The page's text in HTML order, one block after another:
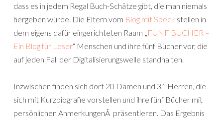
dass es in jedem Regal Buch-Schätze gibt, die man niemals
hergeben würde. Die Eltern vom Blog mit Speck stellen in
dem eigens dafür eingerichteten Raum „FÜNF BÜCHER –
Ein Blog für Leser“ Menschen und ihre fünf Bücher vor, die
auf jeden Fall der Digitalisierungswelle standhalten.
Inzwischen finden sich dort 20 Damen und 31 Herren, die
sich mit Kurzbiografie vorstellen und ihre fünf Bücher mit
persönlichen AnmerkungenÂ präsentieren. Das Ergebnis